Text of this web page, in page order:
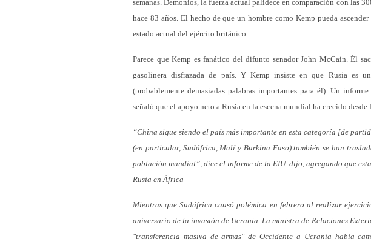
semanas. Demonios, la fuerza actual palidece en comparación con las
hace 83 años. El hecho de que un hombre como Kemp pueda
estado actual del ejército británico.
Parece que Kemp es fanático del difunto senador John McCain. Él
gasolinera disfrazada de país. Y Kemp insiste en que Rusia es
(probablemente demasiadas palabras importantes para él). Un
señaló que el apoyo neto a Rusia en la escena mundial ha crecido desde
“China sigue siendo el país más importante en esta categoría [de
(en particular, Sudáfrica, Malí y Burkina Faso) también se han
población mundial”, dice el informe de la EIU. dijo, agregando que
Rusia en África
Mientras que Sudáfrica causó polémica en febrero al realizar
aniversario de la invasión de Ucrania. La ministra de Relaciones
"transferencia masiva de armas" de Occidente a Ucrania había